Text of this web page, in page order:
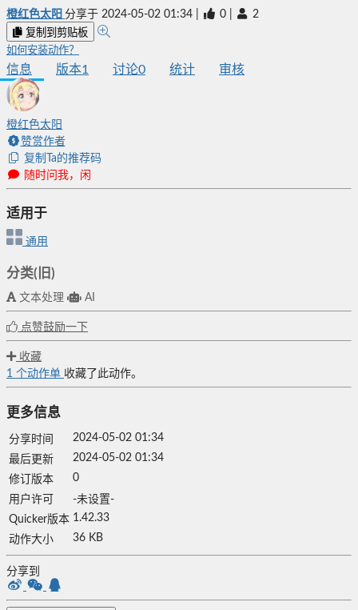
橙红色太阳 分享于 2024-05-02 01:34 0 2
复制到剪贴板
如何安装动作？
信息 版本1 讨论0 统计 审核
橙红色太阳
赞赏作者
复制Ta的推荐码
随时问我，闲
适用于
通用
分类(旧)
文本处理 AI
点赞鼓励一下
收藏
1 个动作单 收藏了此动作。
更多信息
分享时间
2024-05-02 01:34
最后更新
2024-05-02 01:34
修订版本
0
用户许可
-未设置-
Quicker版本 1.42.33
动作大小
36 KB
分享到